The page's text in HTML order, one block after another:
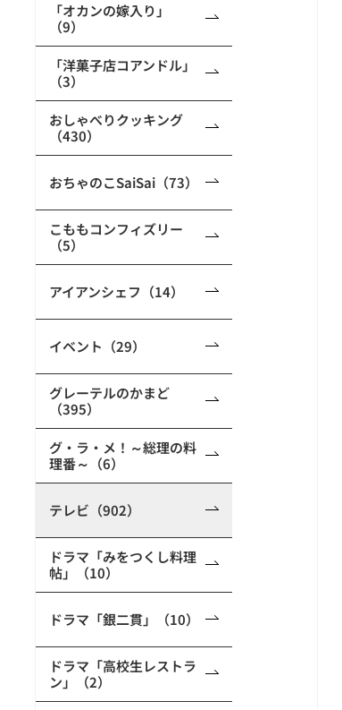
「オカンの嫁入り」
（9）
「洋菓子店コアンドル」
（3）
おしゃべりクッキング
（430）
おちゃのこSaiSai（73）
こももコンフィズリー
（5）
アイアンシェフ（14）
イベント（29）
グレーテルのかまど
（395）
グ・ラ・メ！～総理の料
理番～（6）
テレビ（902）
ドラマ「みをつくし料理
帖」（10）
ドラマ「銀二貫」（10）
ドラマ「高校生レストラ
ン」（2）